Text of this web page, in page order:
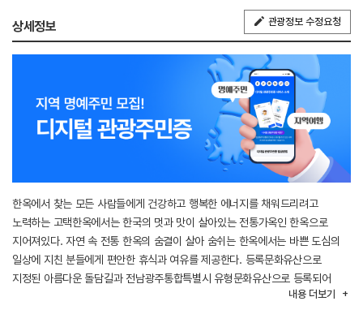
상세정보 관광정보 수정요청
한옥에서 찾는 모든 사람들에게 건강하고 행복한 에너지를 채워드리려고
노력하는 고택한옥에서는 한국의 멋과 맛이 살아있는 전통가옥인 한옥으로
지어져있다. 자연 속 전통 한옥의 숨결이 살아 숨쉬는 한옥에서는 바쁜 도심의
일상에 지친 분들에게 편안한 휴식과 여유를 제공한다. 등록문화유산으로
지정된 아름다운 돌담길과 전남광주통합특별시 유형문화유산으로 등록되어
있는 전통 한옥이 어우러진 마을 안에 위치하고 있으며 죽녹원, 관방제림,
내용 더보기